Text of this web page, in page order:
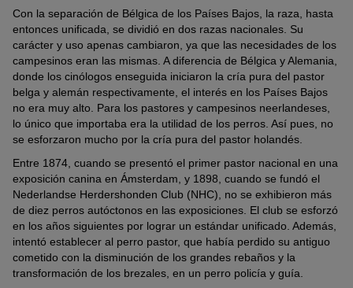
Con la separación de Bélgica de los Países Bajos, la raza, hasta
entonces unificada, se dividió en dos razas nacionales. Su
carácter y uso apenas cambiaron, ya que las necesidades de los
campesinos eran las mismas. A diferencia de Bélgica y Alemania,
donde los cinólogos enseguida iniciaron la cría pura del pastor
belga y alemán respectivamente, el interés en los Países Bajos
no era muy alto. Para los pastores y campesinos neerlandeses,
lo único que importaba era la utilidad de los perros. Así pues, no
se esforzaron mucho por la cría pura del pastor holandés.
Entre 1874, cuando se presentó el primer pastor nacional en una
exposición canina en Ámsterdam, y 1898, cuando se fundó el
Nederlandse Herdershonden Club (NHC), no se exhibieron más
de diez perros autóctonos en las exposiciones. El club se esforzó
en los años siguientes por lograr un estándar unificado. Además,
intentó establecer al perro pastor, que había perdido su antiguo
cometido con la disminución de los grandes rebaños y la
transformación de los brezales, en un perro policía y guía.